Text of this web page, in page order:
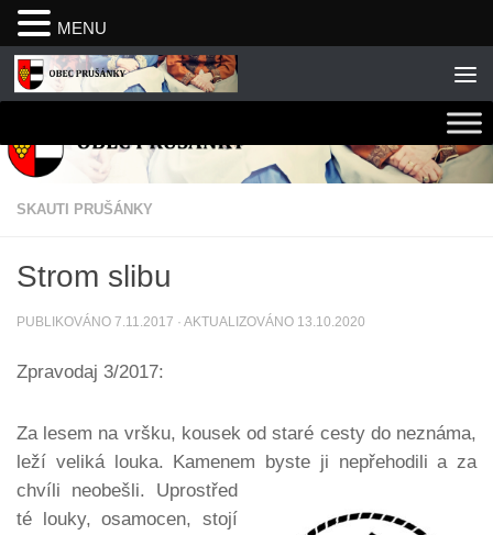
Skip to content
SKAUTI PRUŠÁNKY
Strom slibu
PUBLIKOVÁNO 7.11.2017 · AKTUALIZOVÁNO 13.10.2020
Zpravodaj 3/2017:
Za lesem na vršku, kousek od staré cesty do neznáma,
leží veliká louka. Kamenem byste ji nepřehodili a za
chvíli neobešli. Uprostřed
té louky, osamocen, stojí
MENU